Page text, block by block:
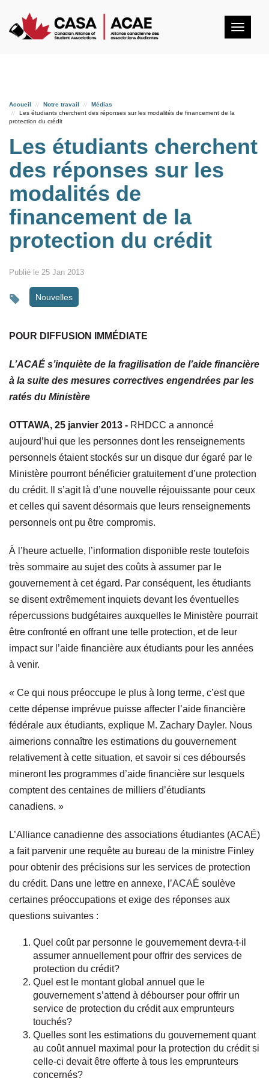
Accueil Notre travail
Médias
Les étudiants cherchent des réponses sur les modalités de financement de la
protection du crédit
Les étudiants cherchent
des réponses sur les
modalités de
financement de la
protection du crédit
Publié le 25 Jan 2013
Nouvelles
POUR DIFFUSION IMMÉDIATE
L’ACAÉ s’inquiète de la fragilisation de l’aide financière
à la suite des mesures correctives engendrées par les
ratés du Ministère
OTTAWA, 25 janvier 2013 - RHDCC a annoncé
aujourd’hui que les personnes dont les renseignements
personnels étaient stockés sur un disque dur égaré par le
Ministère pourront bénéficier gratuitement d’une protection
du crédit. Il s’agit là d’une nouvelle réjouissante pour ceux
et celles qui savent désormais que leurs renseignements
personnels ont pu être compromis.
À l’heure actuelle, l’information disponible reste toutefois
très sommaire au sujet des coûts à assumer par le
gouvernement à cet égard. Par conséquent, les étudiants
se disent extrêmement inquiets devant les éventuelles
répercussions budgétaires auxquelles le Ministère pourrait
être confronté en offrant une telle protection, et de leur
impact sur l’aide financière aux étudiants pour les années
à venir.
« Ce qui nous préoccupe le plus à long terme, c’est que
cette dépense imprévue puisse affecter l’aide financière
fédérale aux étudiants, explique M. Zachary Dayler. Nous
aimerions connaître les estimations du gouvernement
relativement à cette situation, et savoir si ces déboursés
mineront les programmes d’aide financière sur lesquels
comptent des centaines de milliers d’étudiants
canadiens. »
L’Alliance canadienne des associations étudiantes (ACAÉ)
a fait parvenir une requête au bureau de la ministre Finley
pour obtenir des précisions sur les services de protection
du crédit. Dans une lettre en annexe, l’ACAÉ soulève
certaines préoccupations et exige des réponses aux
questions suivantes :
Quel coût par personne le gouvernement devra-t-il
assumer annuellement pour offrir des services de
protection du crédit?
Quel est le montant global annuel que le
gouvernement s’attend à débourser pour offrir un
service de protection du crédit aux emprunteurs
touchés?
Quelles sont les estimations du gouvernement quant
au coût annuel maximal pour la protection du crédit si
celle-ci devait être offerte à tous les emprunteurs
concernés?